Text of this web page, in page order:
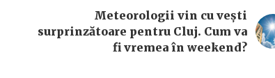
Meteorologii vin cu vești
surprinzătoare pentru Cluj. Cum va
fi vremea în weekend?